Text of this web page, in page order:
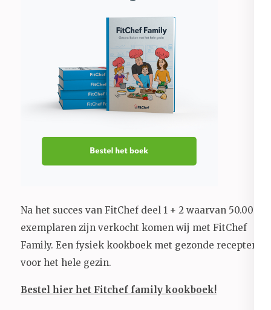
Na het succes van FitChef deel 1 + 2 waarvan 50.000+
exemplaren zijn verkocht komen wij met FitChef
Family. Een fysiek kookboek met gezonde recepten
voor het hele gezin.
Bestel hier het Fitchef family kookboek!